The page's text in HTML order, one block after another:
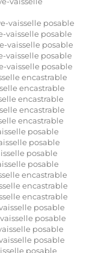
vaisselle posable
vaisselle posable
vaisselle posable
vaisselle posable
vaisselle posable
encastrable
encastrable
encastrable
encastrable
encastrable
posable
posable
posable
posable
encastrable
encastrable
encastrable
posable
posable
posable
posable
posable